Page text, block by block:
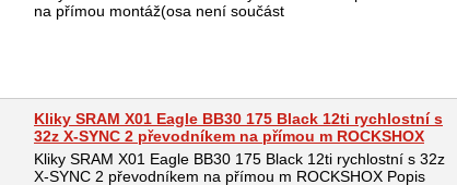
na přímou montáž(osa není součást
Kliky SRAM X01 Eagle BB30 175 Black 12ti rychlostní s
32z X-SYNC 2 převodníkem na přímou m ROCKSHOX
Kliky SRAM X01 Eagle BB30 175 Black 12ti rychlostní s 32z
X-SYNC 2 převodníkem na přímou m ROCKSHOX Popis